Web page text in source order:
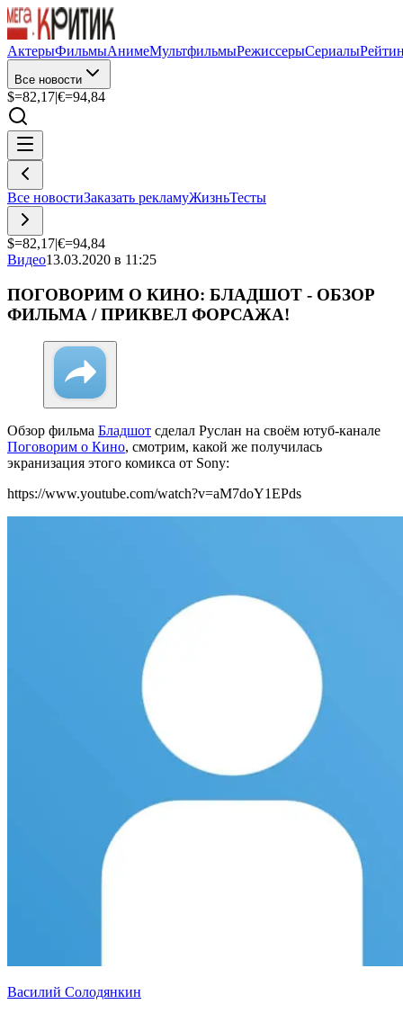
АктерыФильмыАнимеМультфильмыРежиссерыСериалы
Все новости
$=82,17|€=94,84
Все новостиЗаказать рекламуЖизньТесты
$=82,17|€=94,84
Видео13.03.2020 в 11:25
ПОГОВОРИМ О КИНО: БЛАДШОТ - ОБЗОР
ФИЛЬМА / ПРИКВЕЛ ФОРСАЖА!
Обзор фильма Бладшот сделал Руслан на своём ютуб-канале
Поговорим о Кино, смотрим, какой же получилась
экранизация этого комикса от Sony:
https://www.youtube.com/watch?v=aM7doY1EPds
Василий Солодянкин